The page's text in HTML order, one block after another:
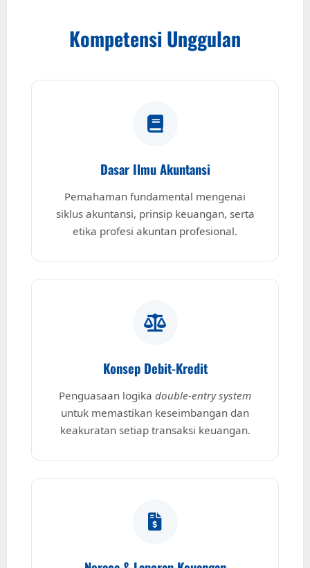
Kompetensi Unggulan
Dasar Ilmu Akuntansi
Pemahaman fundamental mengenai
siklus akuntansi, prinsip keuangan, serta
etika profesi akuntan profesional.
Konsep Debit-Kredit
Penguasaan logika double-entry system
untuk memastikan keseimbangan dan
keakuratan setiap transaksi keuangan.